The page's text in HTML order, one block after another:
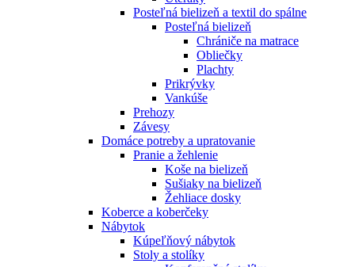
Posteľná bielizeň a textil do spálne
Posteľná bielizeň
Chrániče na matrace
Obliečky
Plachty
Prikrývky
Vankúše
Prehozy
Závesy
Domáce potreby a upratovanie
Pranie a žehlenie
Koše na bielizeň
Sušiaky na bielizeň
Žehliace dosky
Koberce a koberčeky
Nábytok
Kúpeľňový nábytok
Stoly a stolíky